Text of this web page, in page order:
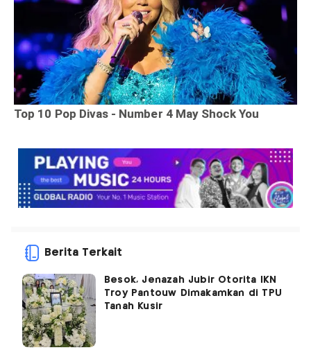
Berita Terkait
Besok, Jenazah Jubir Otorita IKN
Troy Pantouw Dimakamkan di TPU
Tanah Kusir